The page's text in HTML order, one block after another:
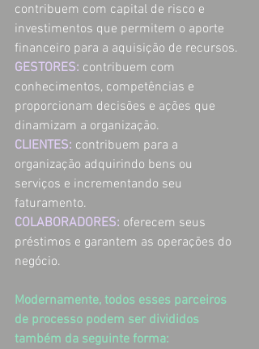
contribuem com capital de risco e
investimentos que permitem o aporte
financeiro para a aquisição de recursos.
GESTORES: contribuem com
conhecimentos, competências e
proporcionam decisões e ações que
dinamizam a organização.
CLIENTES: contribuem para a
organização adquirindo bens ou
serviços e incrementando seu
faturamento.
COLABORADORES: oferecem seus
préstimos e garantem as operações do
negócio.
Modernamente, todos esses parceiros
de processo podem ser divididos
também da seguinte forma: